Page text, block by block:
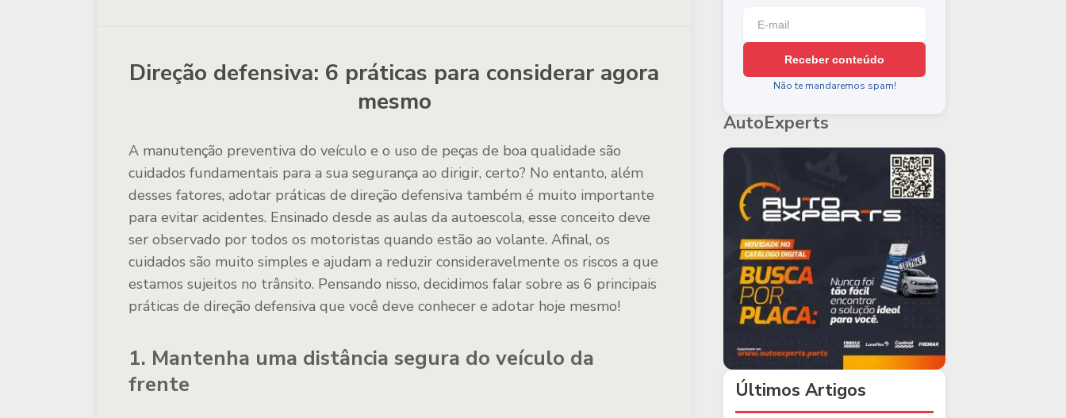
Direção defensiva: 6 práticas para considerar agora
mesmo
A manutenção preventiva do veículo e o uso de peças de boa qualidade são
cuidados fundamentais para a sua segurança ao dirigir, certo? No entanto, além
desses fatores, adotar práticas de direção defensiva também é muito importante
para evitar acidentes. Ensinado desde as aulas da autoescola, esse conceito deve
ser observado por todos os motoristas quando estão ao volante. Afinal, os
cuidados são muito simples e ajudam a reduzir consideravelmente os riscos a que
estamos sujeitos no trânsito. Pensando nisso, decidimos falar sobre as 6 principais
práticas de direção defensiva que você deve conhecer e adotar hoje mesmo!
1. Mantenha uma distância segura do veículo da
frente
Receber conteúdo
Não te mandaremos spam!
AutoExperts
Últimos Artigos